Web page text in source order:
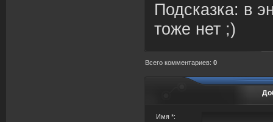
Подсказка: в
тоже нет ;)
Всего комментариев: 0
Имя *: